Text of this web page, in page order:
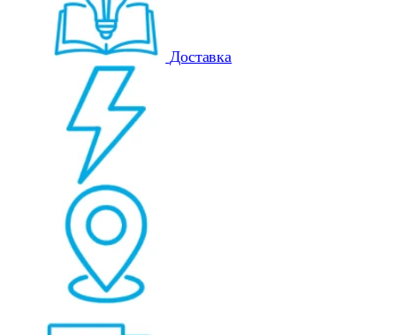
Доставка